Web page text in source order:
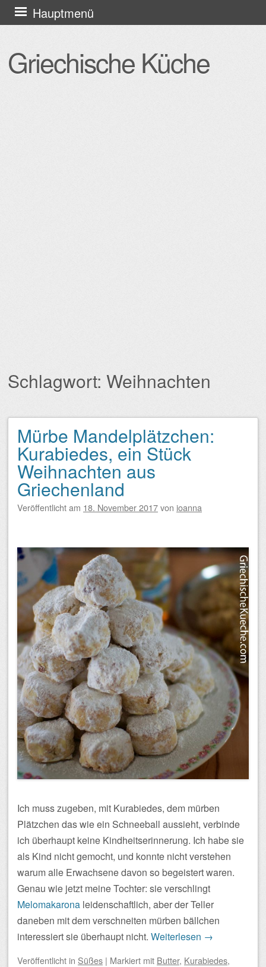
Griechische Küche
Hauptmenü
Zum
Inhalt
Schlagwort: Weihnachten
Beitragsnavigation
Mürbe Mandelplätzchen:
Kurabiedes, ein Stück
Weihnachten aus
Griechenland
Veröffentlicht am 18. November 2017von ioanna
Ich muss zugeben, mit Kurabiedes, dem mürben
Plätzchen das wie ein Schneeball aussieht, verbinde
ich überhaupt keine Kindheitserinnerung. Ich habe sie
als Kind nicht gemocht, und konnte nicht verstehen
warum alle Erwachsene davon so begeistert waren.
Genau wie jetzt meine Tochter: sie verschlingt
Melomakarona leidenschaftlich, aber der Teller
daneben mit dem verschneiten mürben bällchen
interessiert sie überhaupt nicht. Weiterlesen →
Veröffentlicht in Süßes | Markiert mit Butter, Kurabiedes,